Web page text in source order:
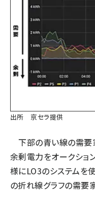
出所 京セラ提供
下部の青い線の需要
余剰電力をオークショ
様にLO3のシステムを
の折れ線グラフの需要